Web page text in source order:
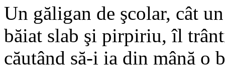
Un găligan de şcolar, cât
băiat slab şi pirpiriu, îl
căutând să-i ia din mână o